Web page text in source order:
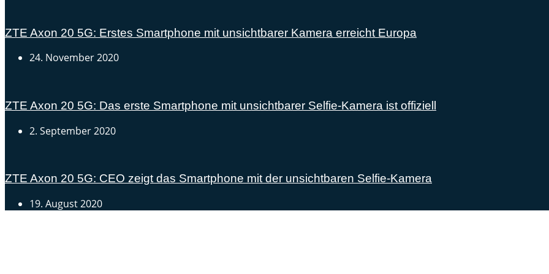
ZTE Axon 20 5G: Erstes Smartphone mit unsichtbarer Kamera erreicht Europa
24. November 2020
ZTE Axon 20 5G: Das erste Smartphone mit unsichtbarer Selfie-Kamera ist offiziell
2. September 2020
ZTE Axon 20 5G: CEO zeigt das Smartphone mit der unsichtbaren Selfie-Kamera
19. August 2020